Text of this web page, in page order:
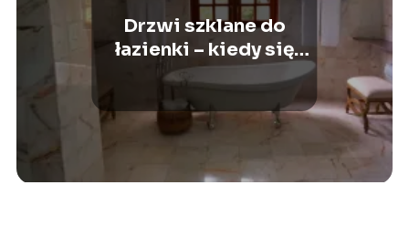
Drzwi szklane do
łazienki – kiedy się
sprawdzą?